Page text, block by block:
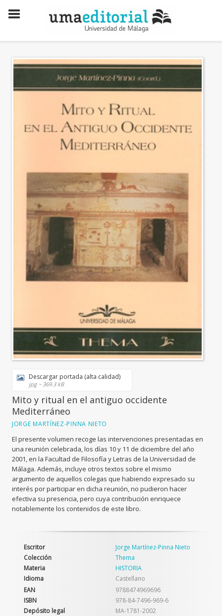
Descargar portada (alta calidad)
jpg ~ 369.3 kB
Mito y ritual en el antiguo occidente
Mediterráneo
JORGE MARTÍNEZ-PINNA NIETO
El presente volumen recoge las intervenciones presentadas en
una reunión celebrada, los días 10 y 11 de diciembre del año
2001, en la Facultad de Filosofía y Letras de la Universidad de
Málaga. Además, incluye otros textos sobre el mismo
argumento de aquellos colegas que habiendo expresado su
interés por participar en dicha reunión, no pudieron hacer
efectiva su presencia, pero cuya contribución enriquece
notablemente los contenidos de este libro.
Escritor
Jorge Martínez-Pinna Nieto
Colección
Thema
Materia
HISTORIA
Idioma
Castellano
EAN
9788474969696
ISBN
978-84-7496-969-6
Depósito legal
MA-1781-2002